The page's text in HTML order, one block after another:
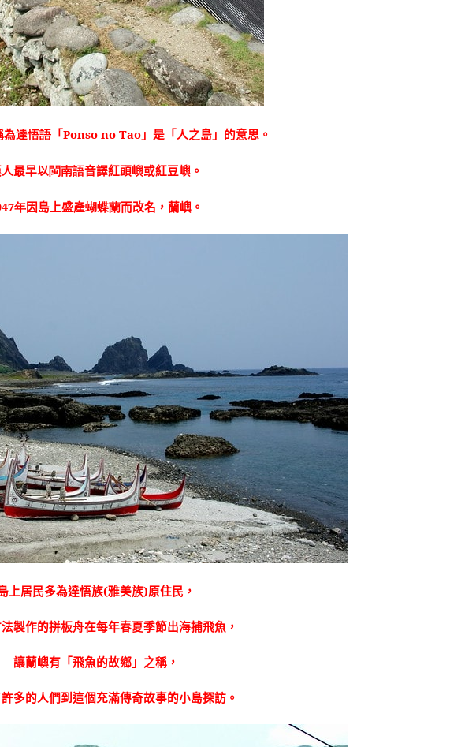
為達悟語 「Ponso no Tao 」是「人之島」的意思。
最早以閩南語音譯紅頭嶼或紅豆嶼 。
年因島上盛產蝴蝶蘭而改名，蘭嶼。
上居民多為達悟族(雅美族)原住民，
製作的拼板舟在每年春夏季節出海捕飛魚，
讓蘭嶼有「飛魚的故鄉」之稱，
多的人們到這個充滿傳奇故事的小島探訪。